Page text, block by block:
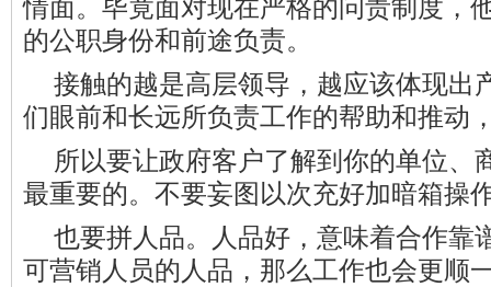
情面。毕竟面对现在严格的问责制度，
的公职身份和前途负责。
接触的越是高层领导，越应该体现出
们眼前和长远所负责工作的帮助和推动
所以要让政府客户了解到你的单位、
最重要的。不要妄图以次充好加暗箱操
也要拼人品。人品好，意味着合作靠
可营销人员的人品，那么工作也会更顺